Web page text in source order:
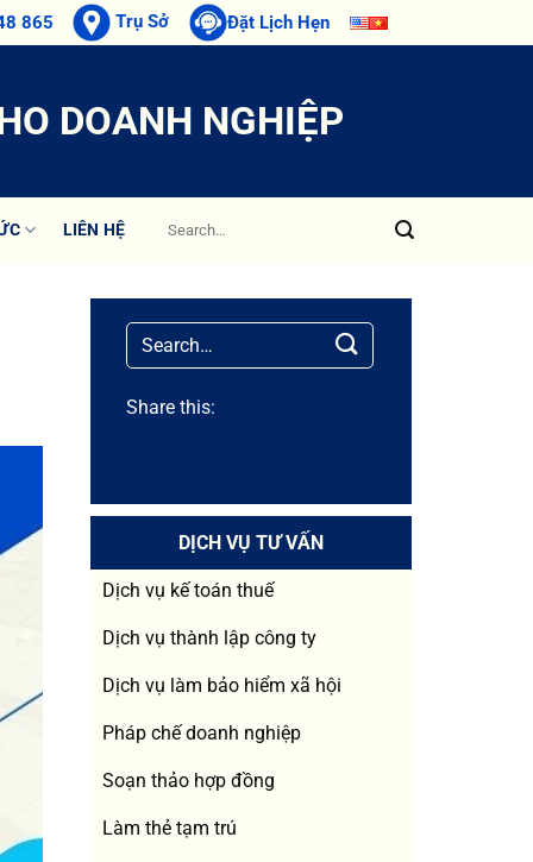
865 Trụ Sở Đặt Lịch Hẹn
DOANH NGHIỆP
LIÊN HỆ
Share this:
DỊCH VỤ TƯ VẤN
Dịch vụ kế toán thuế
Dịch vụ thành lập công ty
Dịch vụ làm bảo hiểm xã hội
Pháp chế doanh nghiệp
Soạn thảo hợp đồng
Làm thẻ tạm trú